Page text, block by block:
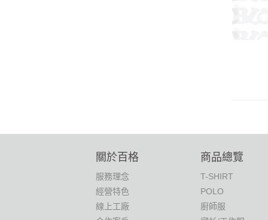
關於百格
服務理念
經營特色
線上工廠
商品總覽
T-SHIRT
POLO
廚師服